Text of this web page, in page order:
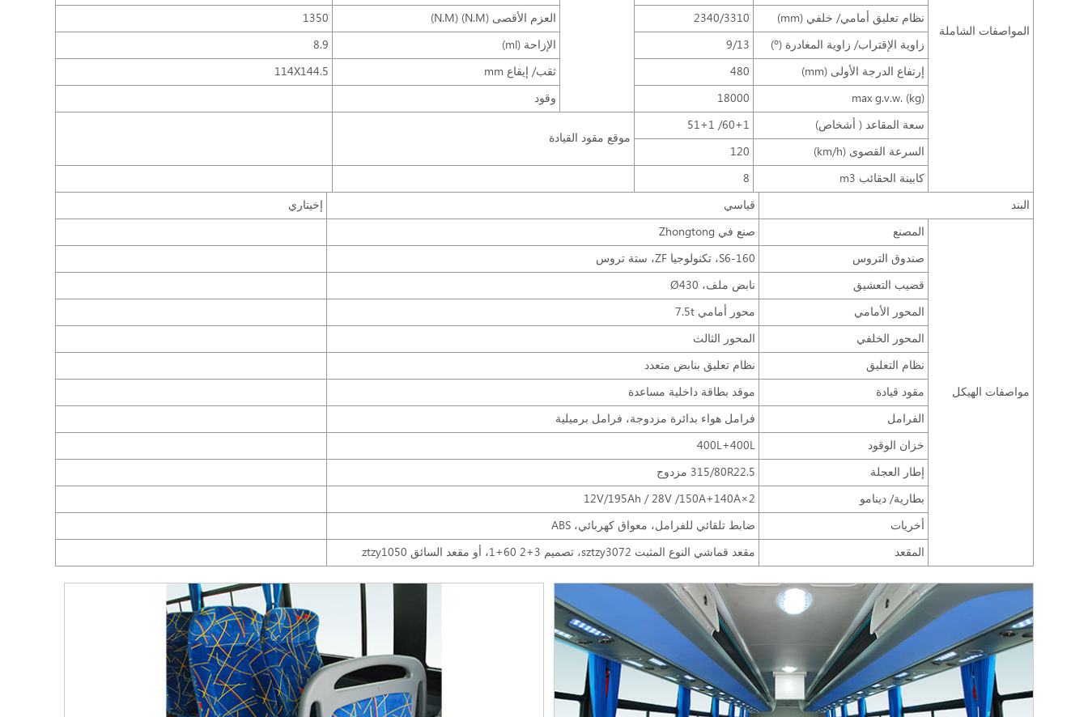
المواصفات الشاملة
نظام تعليق أمامي/ خلفي (mm)
2340/3310 العزم الأقصى (N.M) (N.M)
1350
زاوية الإقتراب/ زاوية المغادرة (º)
9/13 الإزاحة (ml)
8.9
إرتفاع الدرجة الأولى (mm)
480 ثقب/ إيقاع mm
114X144.5
max g.v.w. (kg)
18000
وقود
سعة المقاعد ( أشخاص)
60+1/ 51+1
موقع مقود القيادة
السرعة القصوى (km/h)
120
كابينة الحقائب m3
8
البند
قياسي إخيتاري
مواصفات الهيكل
المصنع
صنع في Zhongtong
صندوق التروس
S6-160، تكنولوجيا ZF، ستة تروس
قضيب التعشيق
نابض ملف، Ø430
المحور الأمامي
محور أمامي 7.5t
المحور الخلفي
المحور الثالث
نظام التعليق
نظام تعليق بنابض متعدد
مقود قيادة
موقد بطاقة داخلية مساعدة
الفرامل
فرامل هواء بدائرة مزدوجة، فرامل برميلية
خزان الوقود
400L+400L
إطار العجلة
315/80R22.5 مزدوج
بطارية/ دينامو
2×12V/195Ah / 28V /150A+140A
أخريات
ضابط تلقائي للفرامل، معواق كهربائي، ABS
المقعد
مقعد قماشي النوع المثبت sztzy3072، تصميم 3+2 60+1، أو مقعد السائق ztzy1050